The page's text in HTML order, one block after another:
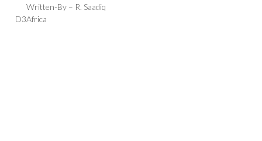
Written-By – R. Saadiq
D3Africa